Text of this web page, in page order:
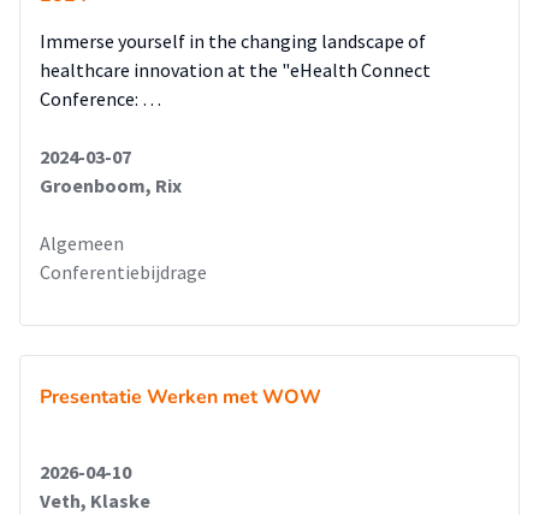
Immerse yourself in the changing landscape of
healthcare innovation at the "eHealth Connect
Conference: …
2024-03-07
Groenboom, Rix
Algemeen
Conferentiebijdrage
Presentatie Werken met WOW
2026-04-10
Veth, Klaske